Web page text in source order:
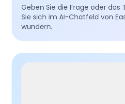
Geben Sie die Frage oder das
Sie sich im AI-Chatfeld von
wundern.